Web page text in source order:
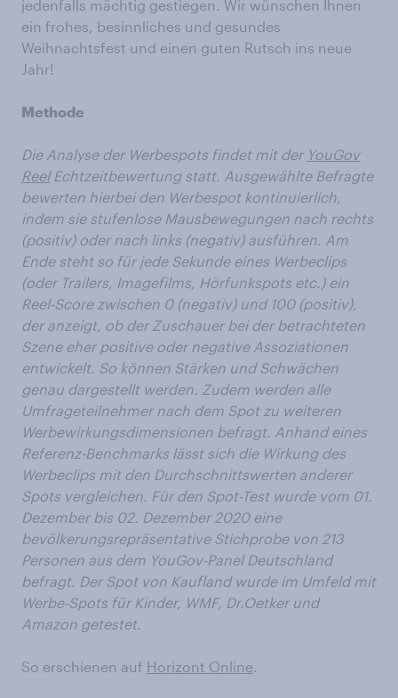
jedenfalls mächtig gestiegen. Wir wünschen Ihnen
ein frohes, besinnliches und gesundes
Weihnachtsfest und einen guten Rutsch ins neue
Jahr!
Methode
Die Analyse der Werbespots findet mit der YouGov
ReelEchtzeitbewertung statt. Ausgewählte Befragte
bewerten hierbei den Werbespot kontinuierlich,
indem sie stufenlose Mausbewegungen nach rechts
(positiv) oder nach links (negativ) ausführen. Am
Ende steht so für jede Sekunde eines Werbeclips
(oder Trailers, Imagefilms, Hörfunkspots etc.) ein
Reel-Score zwischen 0 (negativ) und 100 (positiv),
der anzeigt, ob der Zuschauer bei der betrachteten
Szene eher positive oder negative Assoziationen
entwickelt. So können Stärken und Schwächen
genau dargestellt werden. Zudem werden alle
Umfrageteilnehmer nach dem Spot zu weiteren
Werbewirkungsdimensionen befragt. Anhand eines
Referenz-Benchmarks lässt sich die Wirkung des
Werbeclips mit den Durchschnittswerten anderer
Spots vergleichen. Für den Spot-Test wurde vom 01.
Dezember bis 02. Dezember 2020 eine
bevölkerungsrepräsentative Stichprobe von 213
Personen aus dem YouGov-Panel Deutschland
befragt. Der Spot von Kaufland wurde im Umfeld mit
Werbe-Spots für Kinder, WMF, Dr.Oetker und
Amazon getestet.
So erschienen auf Horizont Online.